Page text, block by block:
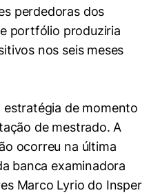
perdedoras dos
portfólio produziria
nos seis meses
estratégia de momento
de mestrado. A
ocorreu na última
banca examinadora
Marco Lyrio do Insper